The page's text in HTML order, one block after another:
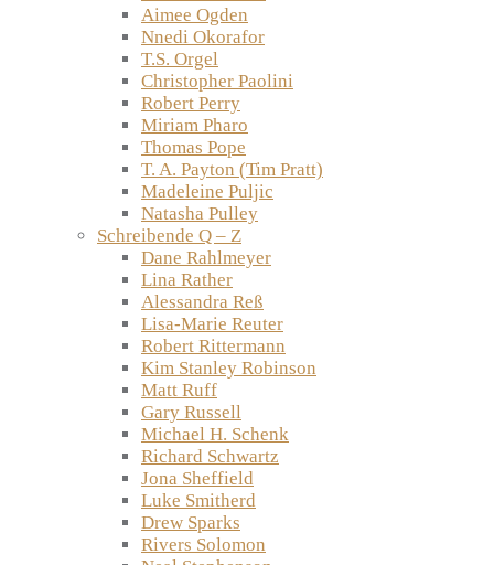
Aimee Ogden
Nnedi Okorafor
T.S. Orgel
Christopher Paolini
Robert Perry
Miriam Pharo
Thomas Pope
T. A. Payton (Tim Pratt)
Madeleine Puljic
Natasha Pulley
Schreibende Q – Z
Dane Rahlmeyer
Lina Rather
Alessandra Reß
Lisa-Marie Reuter
Robert Rittermann
Kim Stanley Robinson
Matt Ruff
Gary Russell
Michael H. Schenk
Richard Schwartz
Jona Sheffield
Luke Smitherd
Drew Sparks
Rivers Solomon